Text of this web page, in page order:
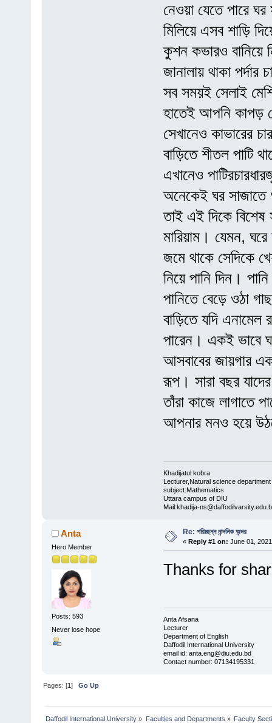
নেওয়া যেতে পারে
মিলিয়ে এসব শাড়ি
কুশন কভারও বানিয়ে
জানালায় থাকা
সব সময়ই সেলাই
হাতেই আপনি কাপড়
সেখানেও কাভারের
বাড়িতে শীতল পাটি
এখানেও
অনেকেই ঘর সাজাতে
তাই এই দিকে বিশেষ
মারিয়াম। যেমন, ঘরে
জমে থাকে সেদিকে
নিয়ে পানি দিন।
পানিতে বেড়ে ওঠা
বাড়িতে যদি এনামেল
পারেন। একই ভাবে
আসবাবের জায়গার
রূপ। সারা বছর
তাঁরা কাজে লাগাতে
আপনার মনও হয়ে
Khadijatul kobra
Lecturer,Natural science department
subject:Mathematics
Uttara campus of DIU
Mail:khadija-
Anta
Hero Member
Posts: 593
Never lose hope
Re: পরিচ্ছন্ন নান্দনিক অন্দর
« Reply #1 on: June 01,
Thanks for
Anta Afsana
Lecturer
Department of English
Daffodil International University
email id: anta.eng@diu.edu.bd
Contact number: 07134195331
Pages: [1]Go Up
Daffodil International University » Faculties and Departments » Faculty